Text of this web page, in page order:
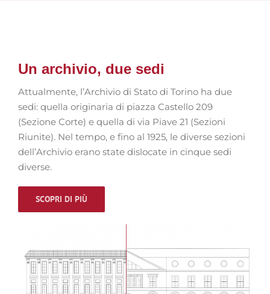
Un archivio, due sedi
Attualmente, l’Archivio di Stato di Torino ha due
sedi: quella originaria di piazza Castello 209
(Sezione Corte) e quella di via Piave 21 (Sezioni
Riunite). Nel tempo, e fino al 1925, le diverse sezioni
dell’Archivio erano state dislocate in cinque sedi
diverse.
SCOPRI DI PIÙ